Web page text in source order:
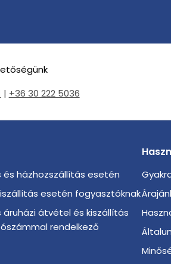
| +36 30 222 5036
és házhozszállítás esetén
esetén fogyasztóknak
áruházi átvétel és kiszállítás
rendelkező